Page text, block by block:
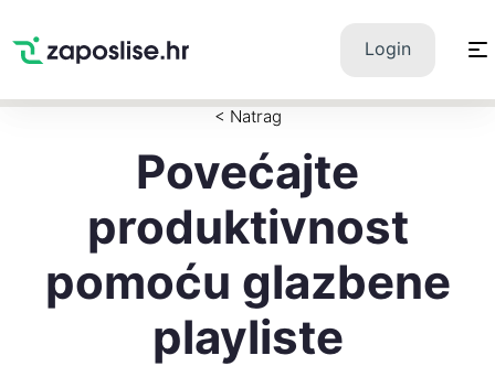
Login
< Natrag
Povećajte
produktivnost
pomoću glazbene
playliste
×
Swipe Match Chat
Google Play
PREUZMI